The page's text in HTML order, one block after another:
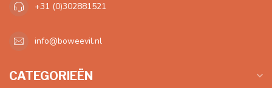
+31 (0)302881521
info@boweevil.nl
CATEGORIEËN